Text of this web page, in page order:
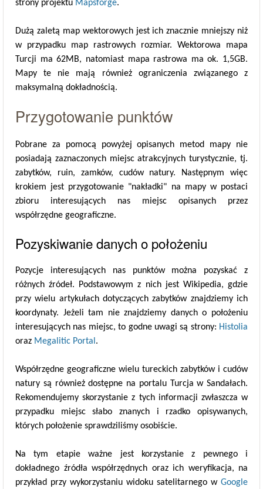
strony projektu Mapsforge.
Dużą zaletą map wektorowych jest ich znacznie mniejszy niż
w przypadku map rastrowych rozmiar. Wektorowa mapa
Turcji ma 62MB, natomiast mapa rastrowa ma ok. 1,5GB.
Mapy te nie mają również ograniczenia związanego z
maksymalną dokładnością.
Przygotowanie punktów
Pobrane za pomocą powyżej opisanych metod mapy nie
posiadają zaznaczonych miejsc atrakcyjnych turystycznie, tj.
zabytków, ruin, zamków, cudów natury. Następnym więc
krokiem jest przygotowanie "nakładki" na mapy w postaci
zbioru interesujących nas miejsc opisanych przez
współrzędne geograficzne.
Pozyskiwanie danych o położeniu
Pozycje interesujących nas punktów można pozyskać z
różnych źródeł. Podstawowym z nich jest Wikipedia, gdzie
przy wielu artykułach dotyczących zabytków znajdziemy ich
koordynaty. Jeżeli tam nie znajdziemy danych o położeniu
interesujących nas miejsc, to godne uwagi są strony: Histolia
oraz Megalitic Portal .
Współrzędne geograficzne wielu tureckich zabytków i cudów
natury są również dostępne na portalu Turcja w Sandałach.
Rekomendujemy skorzystanie z tych informacji zwłaszcza w
przypadku miejsc słabo znanych i rzadko opisywanych,
których położenie sprawdziliśmy osobiście.
Na tym etapie ważne jest korzystanie z pewnego i
dokładnego źródła współrzędnych oraz ich weryfikacja, na
przykład przy wykorzystaniu widoku satelitarnego w Google